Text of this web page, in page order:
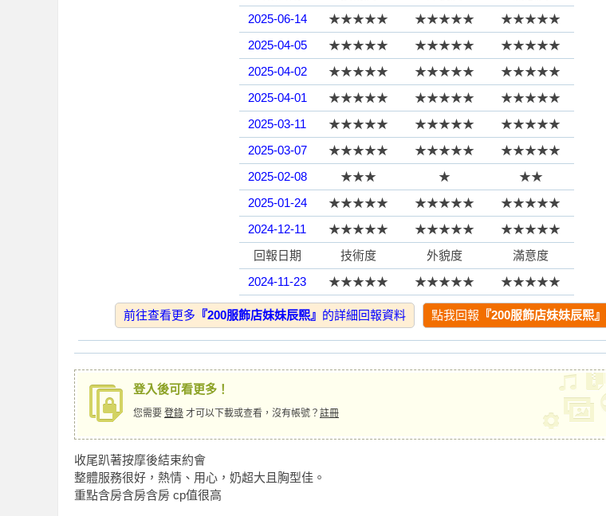
2025-06-14
★★★★★ ★★★★★
★★★★★
2025-04-05
★★★★★ ★★★★★
★★★★★
2025-04-02
★★★★★ ★★★★★
★★★★★
2025-04-01
★★★★★ ★★★★★
★★★★★
2025-03-11
★★★★★ ★★★★★
★★★★★
2025-03-07
★★★★★ ★★★★★
★★★★★
2025-02-08
★★★ ★
★★
2025-01-24
★★★★★ ★★★★★
★★★★★
2024-12-11
★★★★★ ★★★★★
★★★★★
回報日期
技術度 外貌度
滿意度
2024-11-23
★★★★★ ★★★★★
★★★★★
2024-10-26
★★★★★ ★★★★★
★★★★★
★★★★★
2024-10-01
★★★★★
★★★★★
2024-09-27
★★★★★ ★
★★
前往查看更多 『200服飾店妹妹辰熙』 的詳細回報資料 點我回報 『200服飾店妹妹辰熙』
登入後可看更多！
您需要 登錄 才可以下載或查看，沒有帳號？ 註冊
收尾趴著按摩後結束約會
整體服務很好，熱情、用心，奶超大且胸型佳。
重點含房含房含房 cp值很高